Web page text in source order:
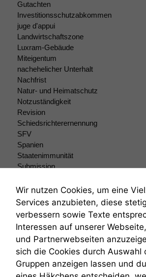
Gutachten
Investitionsschutzabkommen
juge d'appui
Landwirtschaftszone
Luxram-Gebäude
Miteigentum
nachehelicher Unterhalt
Nachfrist
Natur- und Heimatschutz
Notzuständigkeit
Revision
Schiedsrichterernennung
SFV
Spanien
Staatenimmunität
Submission
Teilungsklage
Venezuela
VRK
Wiederherstellungsanordnung
Zivilprozessordnung
ZPO
Zustellfiktion
Zuständigkeit
Öffentliches Personalrecht
Wir nutzen Cookies, um eine
Services anzubieten, diese
verbessern sowie Texte
Interessen auf unserer
und Partnerwebseiten
sich die Cookies durch Auswahl
Gruppen anzeigen lassen und
wir